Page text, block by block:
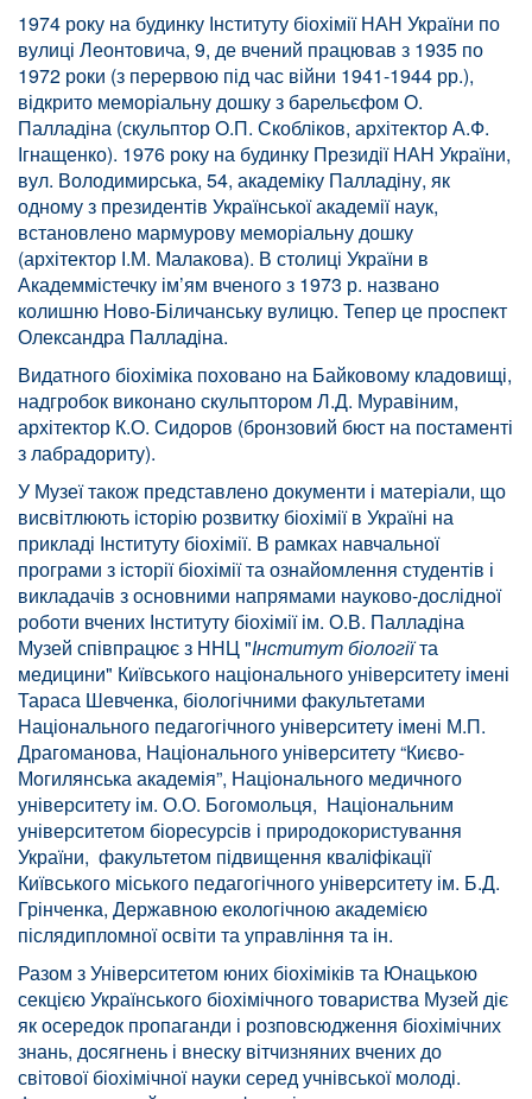
1974 року на будинку Інституту біохімії НАН України по
вулиці Леонтовича, 9, де вчений працював з 1935 по
1972 роки (з перервою під час війни 1941-1944 рр.),
відкрито меморіальну дошку з барельєфом О.
Палладіна (скульптор О.П. Скобліков, архітектор А.Ф.
Ігнащенко). 1976 року на будинку Президії НАН України,
вул. Володимирська, 54, академіку Палладіну, як
одному з президентів Української академії наук,
встановлено мармурову меморіальну дошку
(архітектор І.М. Малакова). В столиці України в
Академмістечку ім’ям вченого з 1973 р. названо
колишню Ново-Біличанську вулицю. Тепер це проспект
Олександра Палладіна.
Видатного біохіміка поховано на Байковому кладовищі,
надгробок виконано скульптором Л.Д. Муравіним,
архітектор К.О. Сидоров (бронзовий бюст на постаменті
з лабрадориту).
У Музеї також представлено документи і матеріали, що
висвітлюють історію розвитку біохімії в Україні на
прикладі Інституту біохімії. В рамках навчальної
програми з історії біохімії та ознайомлення студентів і
викладачів з основними напрямами науково-дослідної
роботи вчених Інституту біохімії ім. О.В. Палладіна
Музей співпрацює з ННЦ "Інститут біологіїта
медицини" Київського національного університету імені
Тараса Шевченка, біологічними факультетами
Національного педагогічного університету імені М.П.
Драгоманова, Національного університету “Києво-
Могилянська академія”, Національного медичного
університету ім. О.О. Богомольця, Національним
університетом біоресурсів і природокористування
України, факультетом підвищення кваліфікації
Київського міського педагогічного університету ім. Б.Д.
Грінченка, Державною екологічною академією
післядипломної освіти та управління та ін.
Разом з Університетом юних біохіміків та Юнацькою
секцією Українського біохімічного товариства Музей діє
як осередок пропаганди і розповсюдження біохімічних
знань, досягнень і внеску вітчизняних вчених до
світової біохімічної науки серед учнівської молоді.